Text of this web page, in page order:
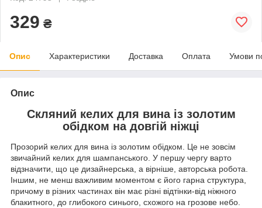
329 ₴
Опис Характеристики Доставка Оплата Умови
Опис
Скляний келих для вина із золотим
обідком на довгій ніжці
Прозорий келих для вина із золотим обідком. Це не зовсім
звичайний келих для шампанського. У першу чергу варто
відзначити, що це дизайнерська, а вірніше, авторська робота.
Іншим, не менш важливим моментом є його гарна структура,
причому в різних частинах він має різні відтінки-від ніжного
блакитного, до глибокого синього, схожого на грозове небо.